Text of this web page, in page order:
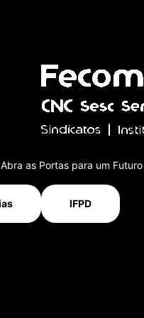
Abra as Portas para um
IFPD